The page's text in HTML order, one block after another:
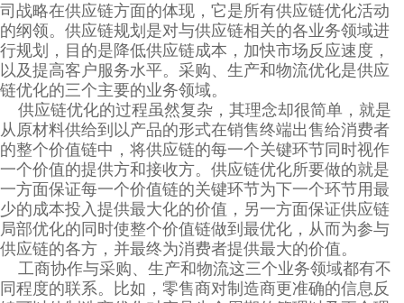
司战略在供应链方面的体现，它是所有供应链优化活动
的纲领。供应链规划是对与供应链相关的各业务领域进
行规划，目的是降低供应链成本，加快市场反应速度，
以及提高客户服务水平。采购、生产和物流优化是供应
链优化的三个主要的业务领域。
供应链优化的过程虽然复杂，其理念却很简单，就是
从原材料供给到以产品的形式在销售终端出售给消费者
的整个价值链中，将供应链的每一个关键环节同时视作
一个价值的提供方和接收方。供应链优化所要做的就是
一方面保证每一个价值链的关键环节为下一个环节用最
少的成本投入提供最大化的价值，另一方面保证供应链
局部优化的同时使整个价值链做到最优化，从而为参与
供应链的各方，并最终为消费者提供最大的价值。
工商协作与采购、生产和物流这三个业务领域都有不
同程度的联系。比如，零售商对制造商更准确的信息反